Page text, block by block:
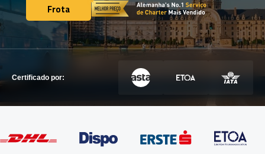
ENTRE EM CONTACTO
ENTRE EM CONTACTO
Frota
Frota
Certificado por: